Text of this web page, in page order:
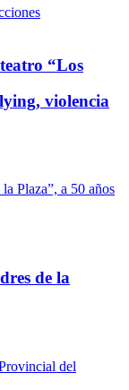
“Los
violencia
de la